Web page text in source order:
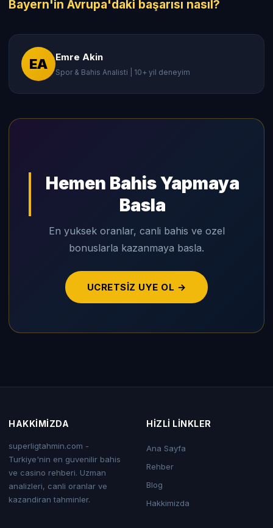
Bayern'in Avrupa'daki başarısı nasıl?
EA Emre Akin
Spor & Bahis Analisti | 10+ yil deneyim
Hemen Bahis Yapmaya
Basla
En yuksek oranlar, canli bahis ve ozel
bonuslarla kazanmaya basla.
UCRETSIZ UYE OL →
HAKKIMIZDA
superligtahmin.com -
Turkiye'nin en guvenilir bahis
ve casino rehberi. Uzman
analizleri, canli oranlar ve
kazandiran tahminler.
HIZLI LINKLER
Ana Sayfa
Rehber
Blog
Hakkimizda